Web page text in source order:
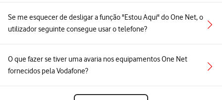
Se me esquecer de desligar a função "Estou Aqui" do One Net, o
utilizador seguinte consegue usar o telefone?
O que fazer se tiver uma avaria nos equipamentos One Net
fornecidos pela Vodafone?